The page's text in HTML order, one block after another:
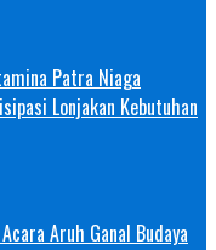
Patra Niaga
Lonjakan Kebutuhan
Aruh Ganal Budaya